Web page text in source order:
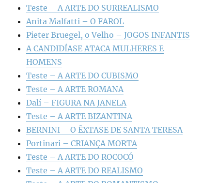
Teste – A ARTE DO SURREALISMO
Anita Malfatti – O FAROL
Pieter Bruegel, o Velho – JOGOS INFANTIS
A CANDIDÍASE ATACA MULHERES E
HOMENS
Teste – A ARTE DO CUBISMO
Teste – A ARTE ROMANA
Dalí – FIGURA NA JANELA
Teste – A ARTE BIZANTINA
BERNINI – O ÊXTASE DE SANTA TERESA
Portinari – CRIANÇA MORTA
Teste – A ARTE DO ROCOCÓ
Teste – A ARTE DO REALISMO